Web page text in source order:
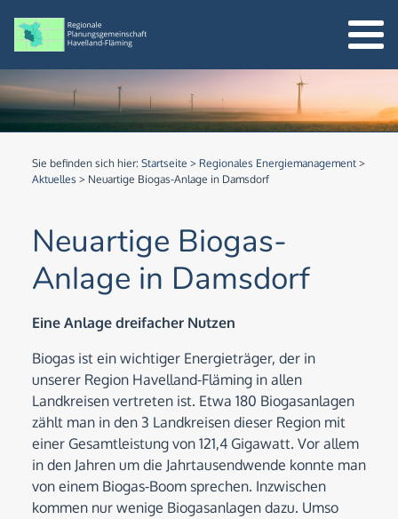
Sie befinden sich hier: Startseite > Regionales Energiemanagement >
Aktuelles > Neuartige Biogas-Anlage in Damsdorf
Neuartige Biogas-
Anlage in Damsdorf
Eine Anlage dreifacher Nutzen
Biogas ist ein wichtiger Energieträger, der in
unserer Region Havelland-Fläming in allen
Landkreisen vertreten ist. Etwa 180 Biogasanlagen
zählt man in den 3 Landkreisen dieser Region mit
einer Gesamtleistung von 121,4 Gigawatt. Vor allem
in den Jahren um die Jahrtausendwende konnte man
von einem Biogas-Boom sprechen. Inzwischen
kommen nur wenige Biogasanlagen dazu. Umso